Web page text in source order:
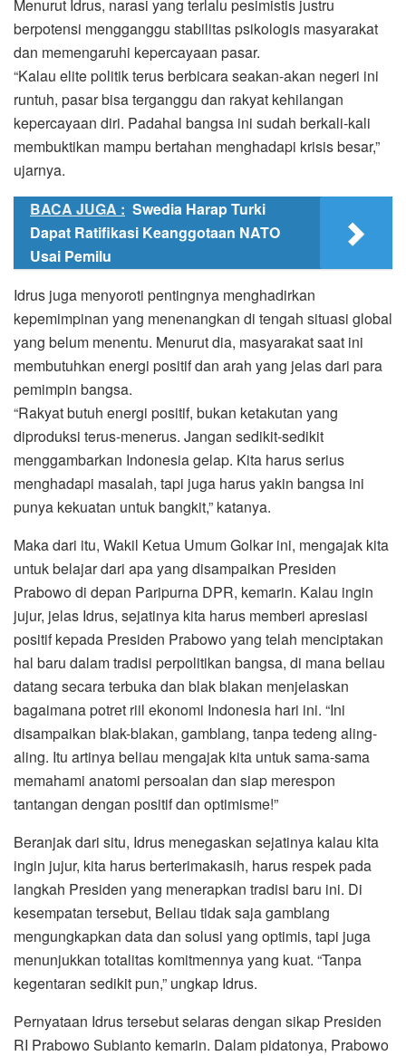
Menurut Idrus, narasi yang terlalu pesimistis justru
berpotensi mengganggu stabilitas psikologis masyarakat
dan memengaruhi kepercayaan pasar.
“Kalau elite politik terus berbicara seakan-akan negeri ini
runtuh, pasar bisa terganggu dan rakyat kehilangan
kepercayaan diri. Padahal bangsa ini sudah berkali-kali
membuktikan mampu bertahan menghadapi krisis besar,”
ujarnya.
BACA JUGA : Swedia Harap Turki
Dapat Ratifikasi Keanggotaan NATO
Usai Pemilu
Idrus juga menyoroti pentingnya menghadirkan
kepemimpinan yang menenangkan di tengah situasi global
yang belum menentu. Menurut dia, masyarakat saat ini
membutuhkan energi positif dan arah yang jelas dari para
pemimpin bangsa.
“Rakyat butuh energi positif, bukan ketakutan yang
diproduksi terus-menerus. Jangan sedikit-sedikit
menggambarkan Indonesia gelap. Kita harus serius
menghadapi masalah, tapi juga harus yakin bangsa ini
punya kekuatan untuk bangkit,” katanya.
Maka dari itu, Wakil Ketua Umum Golkar ini, mengajak kita
untuk belajar dari apa yang disampaikan Presiden
Prabowo di depan Paripurna DPR, kemarin. Kalau ingin
jujur, jelas Idrus, sejatinya kita harus memberi apresiasi
positif kepada Presiden Prabowo yang telah menciptakan
hal baru dalam tradisi perpolitikan bangsa, di mana beliau
datang secara terbuka dan blak blakan menjelaskan
bagaimana potret riil ekonomi Indonesia hari ini. “Ini
disampaikan blak-blakan, gamblang, tanpa tedeng aling-
aling. Itu artinya beliau mengajak kita untuk sama-sama
memahami anatomi persoalan dan siap merespon
tantangan dengan positif dan optimisme!”
Beranjak dari situ, Idrus menegaskan sejatinya kalau kita
ingin jujur, kita harus berterimakasih, harus respek pada
langkah Presiden yang menerapkan tradisi baru ini. Di
kesempatan tersebut, Beliau tidak saja gamblang
mengungkapkan data dan solusi yang optimis, tapi juga
menunjukkan totalitas komitmennya yang kuat. “Tanpa
kegentaran sedikit pun,” ungkap Idrus.
Pernyataan Idrus tersebut selaras dengan sikap Presiden
RI Prabowo Subianto kemarin. Dalam pidatonya, Prabowo